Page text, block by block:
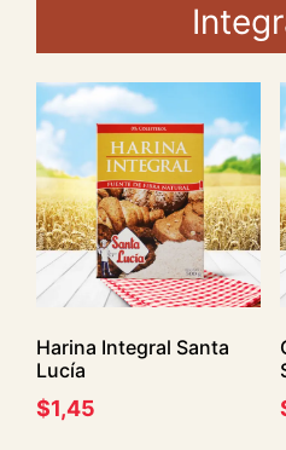
Harina Integral Santa
Lucía
$1,45